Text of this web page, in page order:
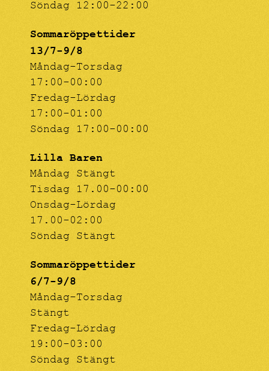
Söndag 12:00-22:00
Sommaröppettider
13/7-9/8
Måndag-Torsdag
17:00-00:00
Fredag-Lördag
17:00-01:00
Söndag 17:00-00:00
Lilla Baren
Måndag Stängt
Tisdag 17.00-00:00
Onsdag-Lördag
17.00-02:00
Söndag Stängt
Sommaröppettider
6/7-9/8
Måndag-Torsdag
Stängt
Fredag-Lördag
19:00-03:00
Söndag Stängt